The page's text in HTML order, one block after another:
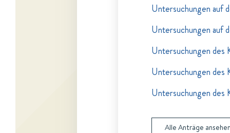
Untersuchungen auf
Untersuchungen auf
Untersuchungen des
Untersuchungen des
Untersuchungen des
Alle Anträge